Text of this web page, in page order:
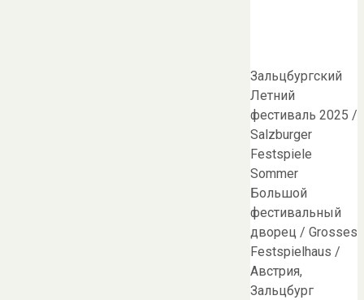
Зальцбургский
Летний
фестиваль 2025 /
Salzburger
Festspiele
Sommer
Большой
фестивальный
дворец / Grosses
Festspielhaus /
Австрия,
Зальцбург